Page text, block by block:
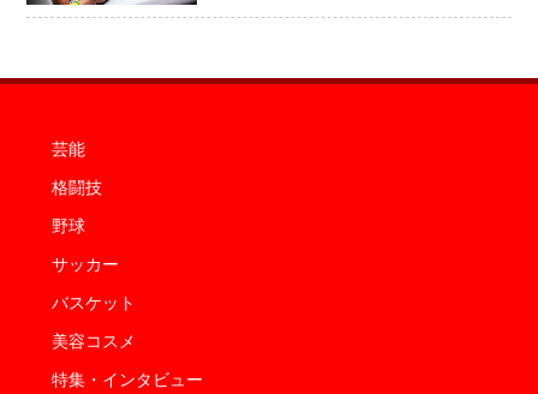
芸能
格闘技
野球
サッカー
バスケット
美容コスメ
特集・インタビュー